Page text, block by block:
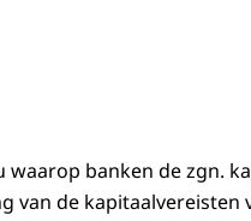
banken de zgn.
van de kapitaalvereisten